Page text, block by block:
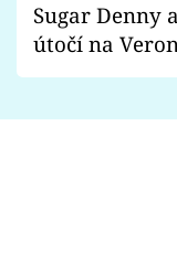
Sugar Denny
útočí na
Proč je podle